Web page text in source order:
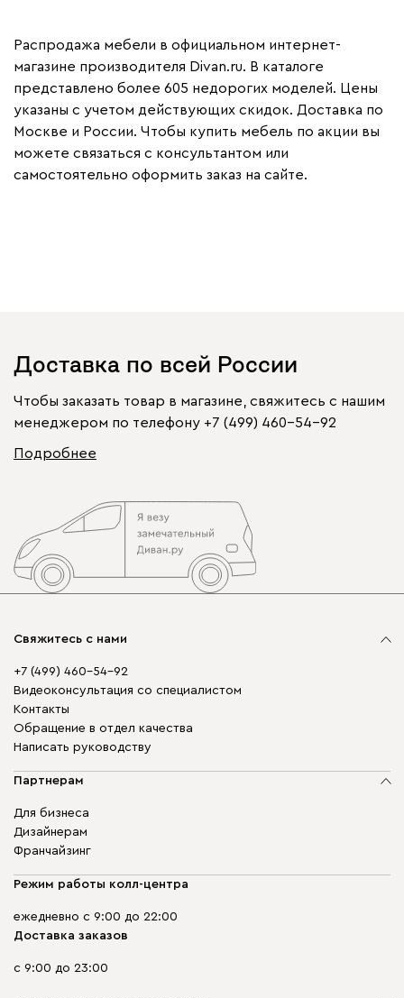
Распродажа мебели в официальном интернет-
магазине производителя Divan.ru. В каталоге
представлено более 605 недорогих моделей. Цены
указаны с учетом действующих скидок. Доставка по
Москве и России. Чтобы купить мебель по акции вы
можете связаться с консультантом или
самостоятельно оформить заказ на сайте.
Доставка по всей России
Чтобы заказать товар в магазине, свяжитесь с нашим
менеджером по телефону +7 (499) 460-54-92
Подробнее
Свяжитесь с нами
+7 (499) 460-54-92
Видеоконсультация со специалистом
Контакты
Обращение в отдел качества
Написать руководству
Партнерам
Для бизнеса
Дизайнерам
Франчайзинг
Режим работы колл-центра
ежедневно с 9:00 до 22:00
Доставка заказов
с 9:00 до 23:00